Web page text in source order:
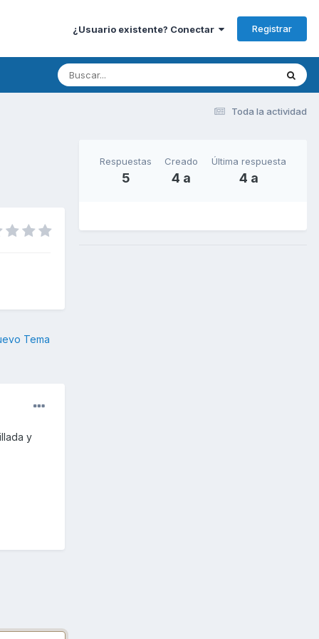
¿Usuario existente? Conectar Registrar
Toda la actividad
Tema
y
Respuestas
5
Creado
4 a
Última respuesta
4 a